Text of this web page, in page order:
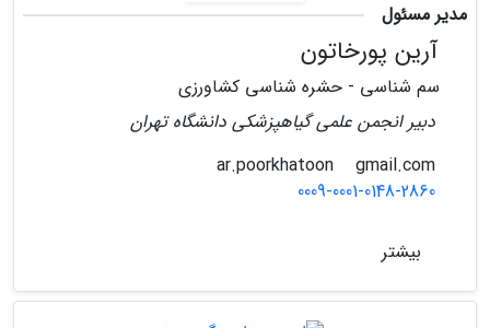
مدیر مسئول
آرین پورخاتون
سم شناسی - حشره شناسی کشاورزی
دبیر انجمن علمی گیاهپزشکی دانشگاه تهران
gmail.com
0009-0001-0148-2860
بیشتر